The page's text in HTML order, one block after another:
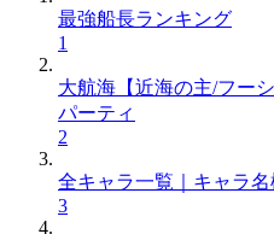
最強船長ランキング
1
大航海【近海の主/フー
パーティ
2
全キャラ一覧｜キャラ名
3